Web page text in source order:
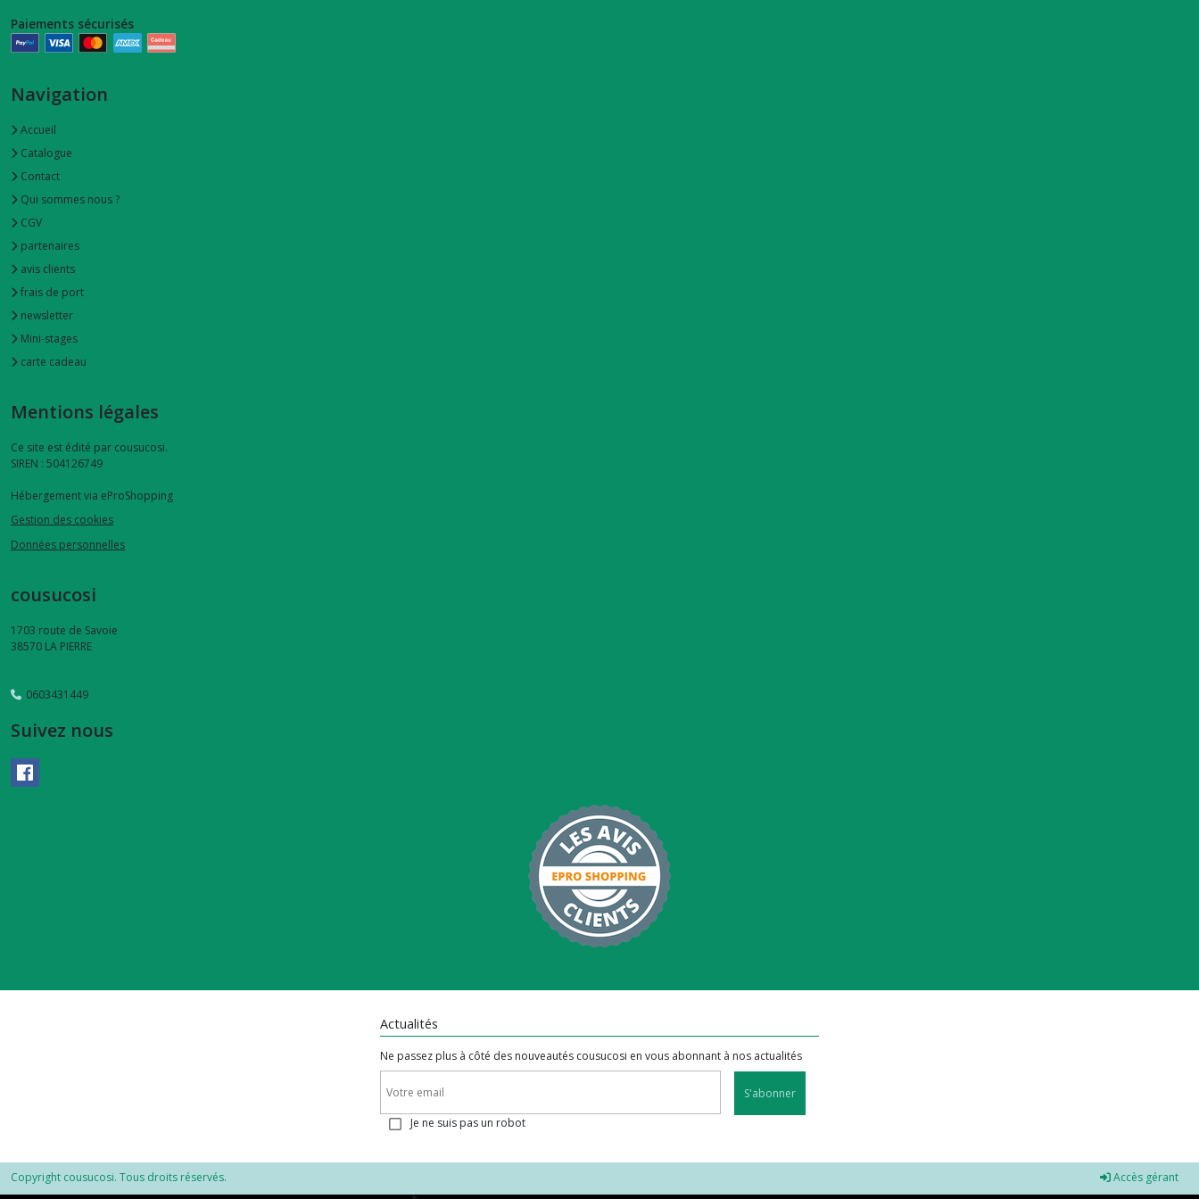
balles
de
(2)
jouets
(8)
inspiration
Montessori
Afficher
les
résultats
Paiements sécurisés
Navigation
Accueil
Catalogue
Contact
Qui sommes nous ?
CGV
partenaires
avis clients
frais de port
newsletter
Mini-stages
carte cadeau
Mentions légales
Ce site est édité par cousucosi.
SIREN : 504126749
Hébergement via eProShopping
Gestion des cookies
Données personnelles
cousucosi
1703 route de Savoie
38570 LA PIERRE
0603431449
Suivez nous
Actualités
Ne passez plus à côté des nouveautés cousucosi en vous abonnant à nos actualités
S'abonner
Je ne suis pas un robot
Copyright cousucosi. Tous droits réservés. Accès gérant